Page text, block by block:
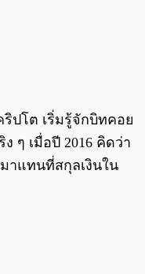
ปโต เริ่มรู้จักบิทคอย
ๆ เมื่อปี 2016 คิดว่า
าแทนที่สกุลเงินใน